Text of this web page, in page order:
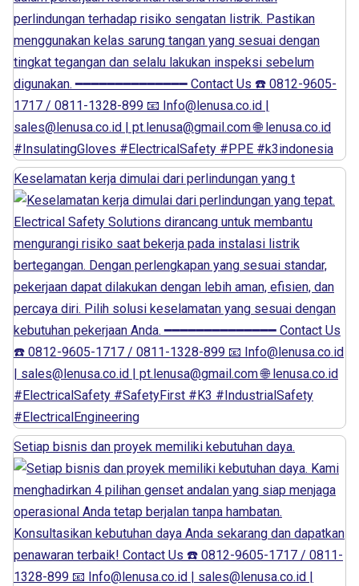
Keselamatan kerja dimulai dari perlindungan yang t
Setiap bisnis dan proyek memiliki kebutuhan daya.